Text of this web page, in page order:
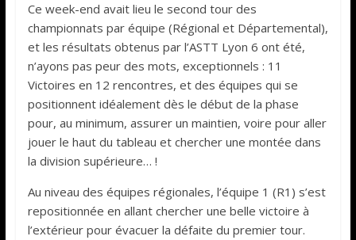
Ce week-end avait lieu le second tour des
championnats par équipe (Régional et Départemental),
et les résultats obtenus par l’ASTT Lyon 6 ont été,
n’ayons pas peur des mots, exceptionnels : 11
Victoires en 12 rencontres, et des équipes qui se
positionnent idéalement dès le début de la phase
pour, au minimum, assurer un maintien, voire pour aller
jouer le haut du tableau et chercher une montée dans
la division supérieure… !
Au niveau des équipes régionales, l’équipe 1 (R1) s’est
repositionnée en allant chercher une belle victoire à
l’extérieur pour évacuer la défaite du premier tour.